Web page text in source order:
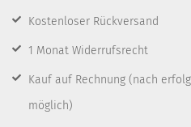
Kostenloser Rückversand
1 Monat Widerrufsrecht
Kauf auf Rechnung (nach
möglich)